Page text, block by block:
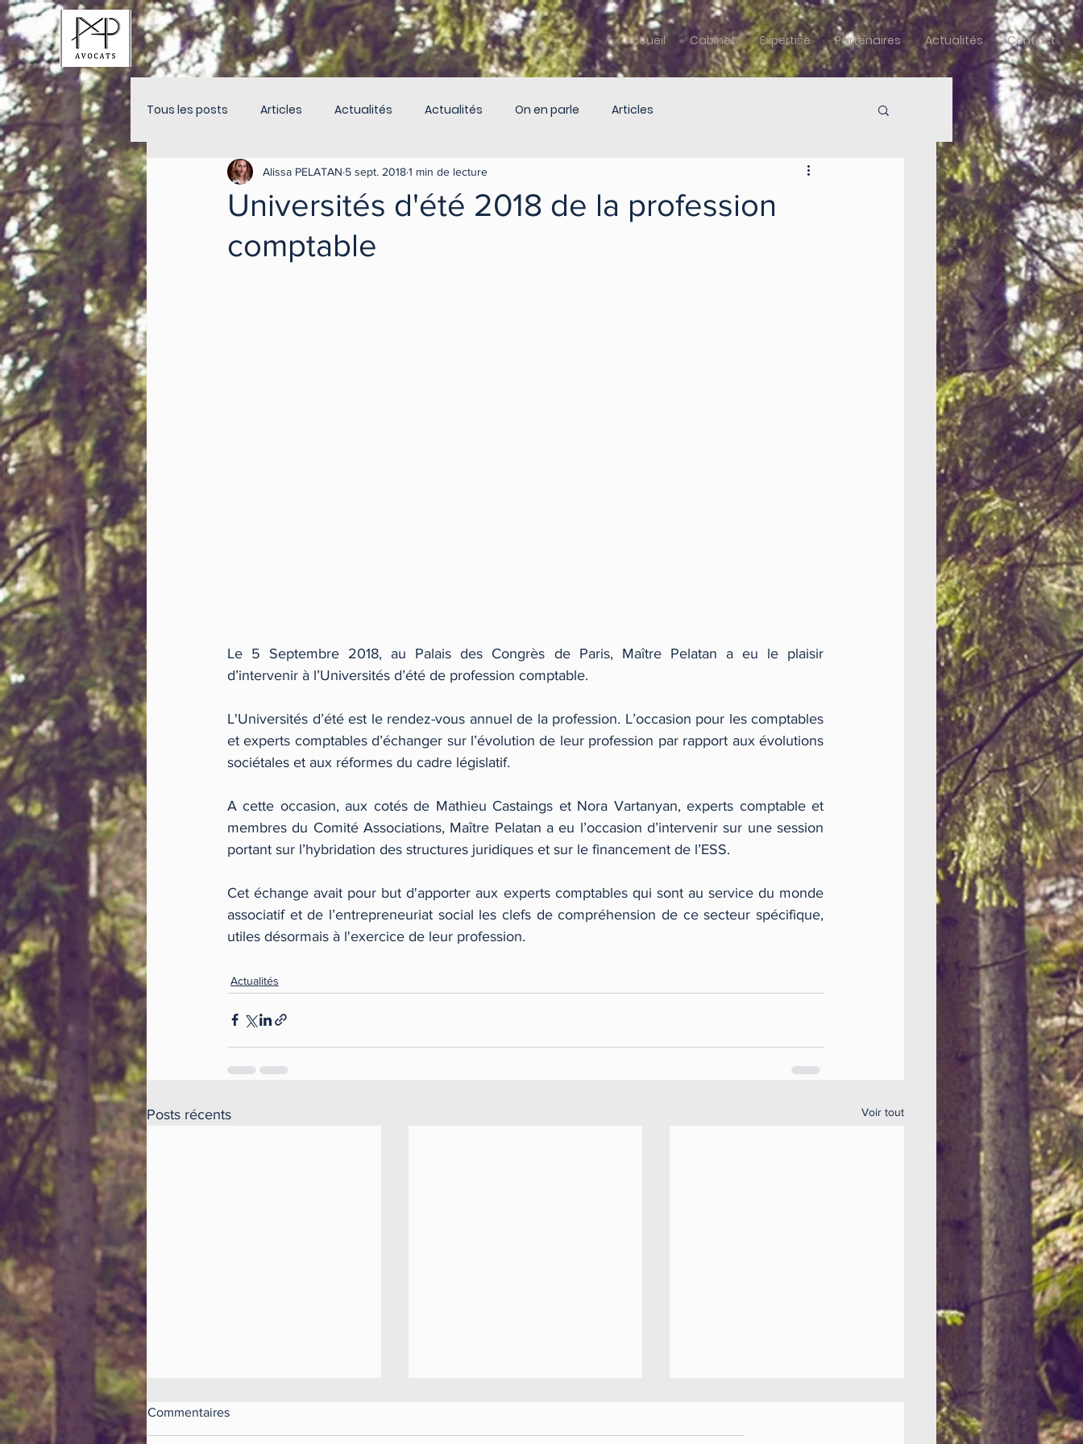
Accueil Cabinet Expertise Partenaires Actualités Contact
Tous les posts Articles Actualités Actualités On en parle Articles
Universités d'été 2018 de la profession
comptable
Alissa PELATAN 5 sept. 20181 min de lecture
Le 5 Septembre 2018, au Palais des Congrès de Paris, Maître Pelatan a eu le plaisir
d’intervenir à l’Universités d’été de profession comptable.
L'Universités d’été est le rendez-vous annuel de la profession. L’occasion pour les comptables
et experts comptables d’échanger sur l’évolution de leur profession par rapport aux évolutions
sociétales et aux réformes du cadre législatif.
A cette occasion, aux cotés de Mathieu Castaings et Nora Vartanyan, experts comptable et
membres du Comité Associations, Maître Pelatan a eu l’occasion d’intervenir sur une session
portant sur l’hybridation des structures juridiques et sur le financement de l’ESS.
Cet échange avait pour but d'apporter aux experts comptables qui sont au service du monde
associatif et de l’entrepreneuriat social les clefs de compréhension de ce secteur spécifique,
utiles désormais à l'exercice de leur profession.
Actualités
Posts récents Voir tout
La loi Madelin et les
entreprises solidaires
Commentaires